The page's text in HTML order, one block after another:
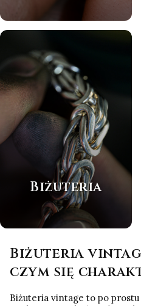
Biżuteria
Biżuteria
czym się
Biżuteria vintage to po